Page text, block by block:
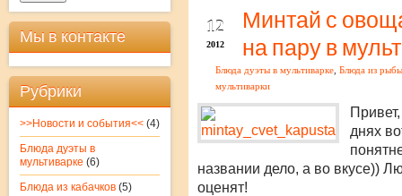
Мы в контакте
Рубрики
>>Новости и события<< (4)
Блюда дуэты в
мультиварке (6)
Блюда из кабачков (5)
12
2012
Минтай с
на пару в
Блюда дуэты в мультиварке Блюда из рыбы
мультиварки
днях
названии дело, а во вкусе))
оценят!